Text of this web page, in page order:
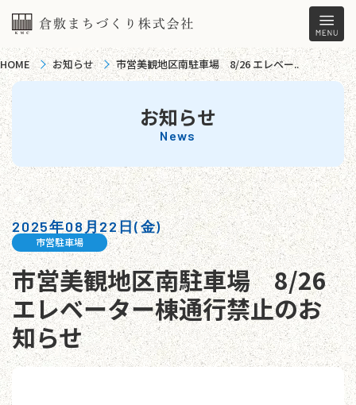
HOME お知らせ 市営美観地区南駐車場 8/26 エレベー..
お知らせ
News
2025年08月22日(金)
市営駐車場
市営美観地区南駐車場 8/26
エレベーター棟通行禁止のお
知らせ